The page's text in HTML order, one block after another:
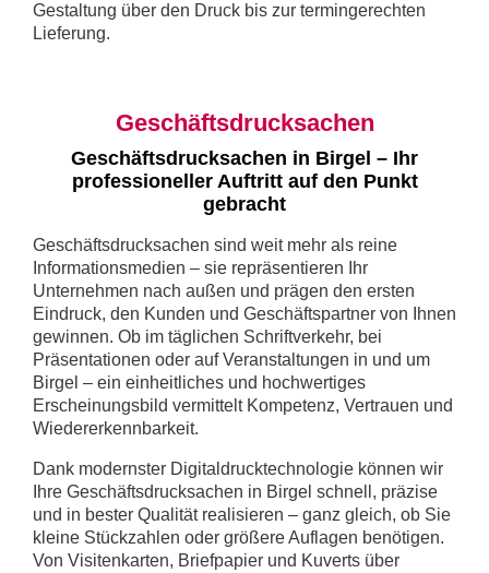
Gestaltung über den Druck bis zur termingerechten
Lieferung.
Geschäftsdrucksachen
Geschäftsdrucksachen in Birgel – Ihr
professioneller Auftritt auf den Punkt
gebracht
Geschäftsdrucksachen sind weit mehr als reine
Informationsmedien – sie repräsentieren Ihr
Unternehmen nach außen und prägen den ersten
Eindruck, den Kunden und Geschäftspartner von Ihnen
gewinnen. Ob im täglichen Schriftverkehr, bei
Präsentationen oder auf Veranstaltungen in und um
Birgel – ein einheitliches und hochwertiges
Erscheinungsbild vermittelt Kompetenz, Vertrauen und
Wiedererkennbarkeit.
Dank modernster Digitaldrucktechnologie können wir
Ihre Geschäftsdrucksachen in Birgel schnell, präzise
und in bester Qualität realisieren – ganz gleich, ob Sie
kleine Stückzahlen oder größere Auflagen benötigen.
Von Visitenkarten, Briefpapier und Kuverts über